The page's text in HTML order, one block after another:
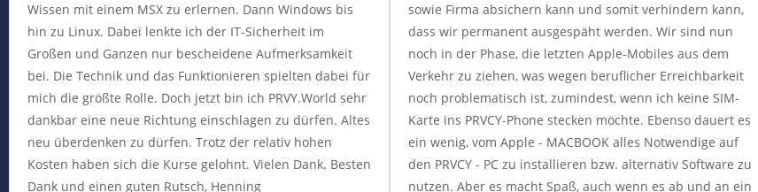
Wissen mit einem MSX zu erlernen. Dann Windows bis
hin zu Linux. Dabei lenkte ich der IT-Sicherheit im
Großen und Ganzen nur bescheidene Aufmerksamkeit
bei. Die Technik und das Funktionieren spielten dabei für
mich die größte Rolle. Doch jetzt bin ich PRVY.World sehr
dankbar eine neue Richtung einschlagen zu dürfen. Altes
neu überdenken zu dürfen. Trotz der relativ hohen
Kosten haben sich die Kurse gelohnt. Vielen Dank. Besten
Dank und einen guten Rutsch, Henning
sowie Firma absichern kann und somit verhindern kann,
dass wir permanent ausgespäht werden. Wir sind nun
noch in der Phase, die letzten Apple-Mobiles aus dem
Verkehr zu ziehen, was wegen beruflicher Erreichbarkeit
noch problematisch ist, zumindest, wenn ich keine SIM-
Karte ins PRVCY-Phone stecken möchte. Ebenso dauert es
ein wenig, vom Apple - MACBOOK alles Notwendige auf
den PRVCY - PC zu installieren bzw. alternativ Software zu
nutzen. Aber es macht Spaß, auch wenn es ab und an ein